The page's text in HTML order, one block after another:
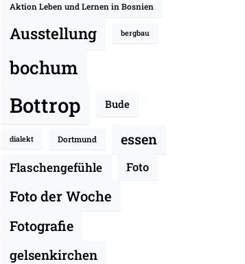
Aktion Leben und Lernen in Bosnien
Ausstellung bergbau
bochum
Bottrop Bude
dialekt Dortmund essen
Flaschengefühle Foto
Foto der Woche
Fotografie
gelsenkirchen